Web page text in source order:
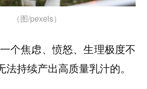
（图/pexels）
个焦虑、愤怒、生理极度不
法持续产出高质量乳汁的。